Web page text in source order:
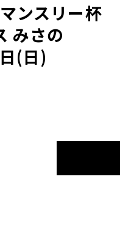
ンスリー杯
みさの
(日)